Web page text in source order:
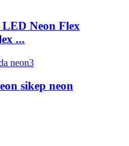
Neon Flex
...
sikep neon